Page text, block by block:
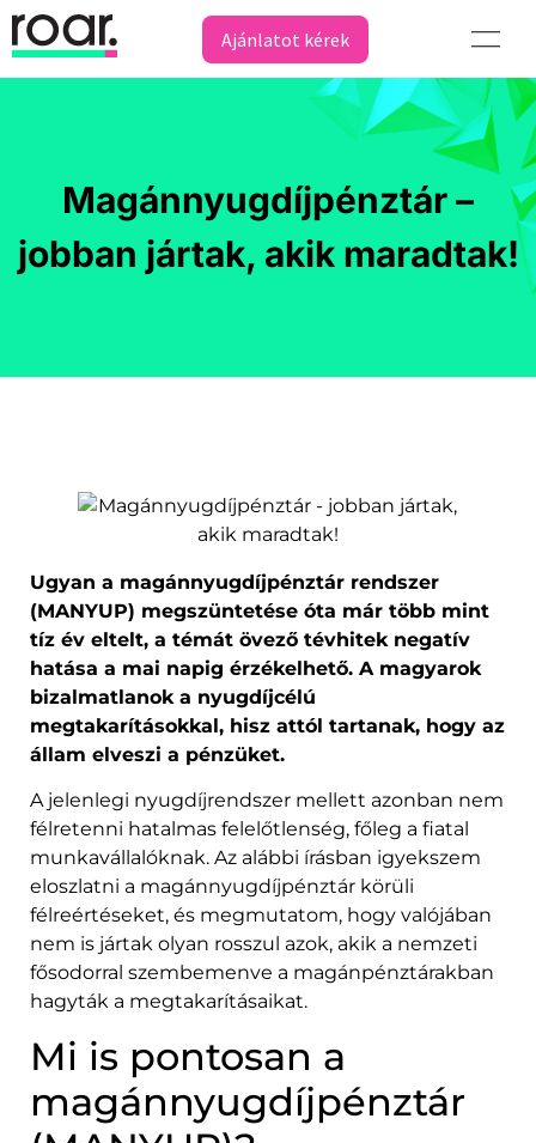
Ajánlatot kérek
Magánnyugdíjpénztár –
jobban jártak, akik maradtak!
Ugyan a magánnyugdíjpénztár rendszer
(MANYUP) megszüntetése óta már több mint
tíz év eltelt, a témát övező tévhitek negatív
hatása a mai napig érzékelhető. A magyarok
bizalmatlanok a nyugdíjcélú
megtakarításokkal, hisz attól tartanak, hogy az
állam elveszi a pénzüket.
A jelenlegi nyugdíjrendszer mellett azonban nem
félretenni hatalmas felelőtlenség, főleg a fiatal
munkavállalóknak. Az alábbi írásban igyekszem
eloszlatni a magánnyugdíjpénztár körüli
félreértéseket, és megmutatom, hogy valójában
nem is jártak olyan rosszul azok, akik a nemzeti
fősodorral szembemenve a magánpénztárakban
hagyták a megtakarításaikat.
Mi is pontosan a
magánnyugdíjpénztár